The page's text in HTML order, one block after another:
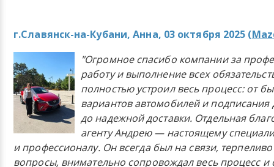
г.Славянск-на-Кубани, Анна, 03 октября 2025 (
"Огромное спасибо компании за
работу и выполнение всех
полностью устроил весь процесс: от
вариантов автомобилей и подписания
до надежной доставки. Отдельная
агенту Андрею — настоящему
и профессионалу. Он всегда был на связи,
вопросы, внимательно сопровождал весь процесс и